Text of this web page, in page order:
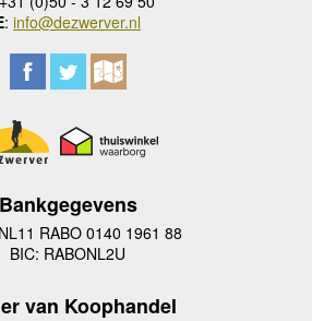
: info@dezwerver.nl
Bankgegevens
RABO 0140 1961 88
BIC: RABONL2U
van Koophandel